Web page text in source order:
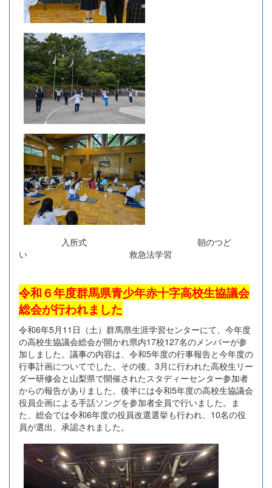
入所式 朝のつど
い 救急法学習
令和６年度群馬県青少年赤十字高校生協議会
総会が行われました
令和6年5月11日（土）群馬県生涯学習センターにて、今年度
の高校生協議会総会が開かれ県内17校127名のメンバーが参
加しました。議事の内容は、令和5年度の行事報告と今年度の
行事計画についてでした。その後、3月に行われた高校生リー
ダー研修会と山梨県で開催されたスタディーセンター参加者
からの報告がありました。後半には令和5年度の高校生協議会
役員企画による手話ソングを参加者全員で行いました。ま
た、総会では令和6年度の役員改選選挙も行われ、10名の役
員が選出、承認されました。